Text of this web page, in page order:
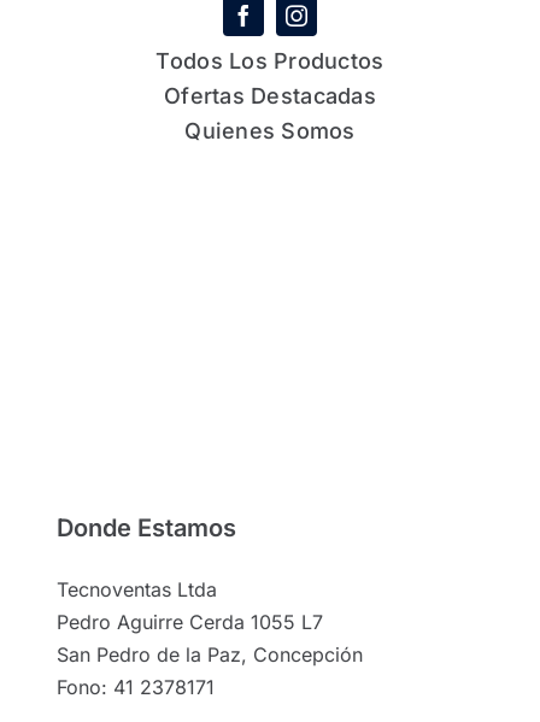
Todos Los Productos
Ofertas Destacadas
Quienes Somos
Donde Estamos
Tecnoventas Ltda
Pedro Aguirre Cerda 1055 L7
San Pedro de la Paz, Concepción
Fono: 41 2378171